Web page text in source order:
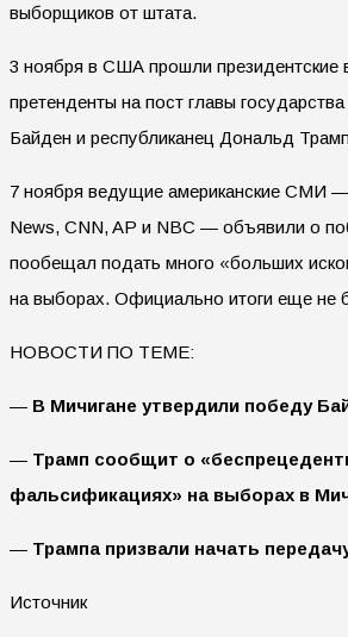
выборщиков от штата.
3 ноября в США прошли
претенденты на пост главы
Байден и республиканец Дональд
7 ноября ведущие американские СМИ
News, CNN, AP и NBC — объявили о
пообещал подать много «больших
на выборах. Официально итоги еще не
НОВОСТИ ПО ТЕМЕ:
— В Мичигане утвердили победу
— Трамп сообщит о
фальсификациях» на выборах в
— Трампа призвали начать
Источник